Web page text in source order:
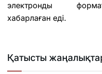
электронды
хабарлаған еді.
Қатысты